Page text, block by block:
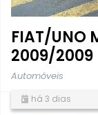
FIAT/UNO
2009/2009
Automóveis
há 3 dias